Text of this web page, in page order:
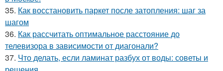
35. Как восстановить паркет после затопления: шаг за
шагом
36. Как рассчитать оптимальное расстояние до
телевизора в зависимости от диагонали?
37. Что делать, если ламинат разбух от воды: советы и